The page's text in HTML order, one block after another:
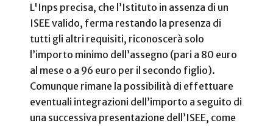
L'Inps precisa, che l’Istituto in assenza di un
ISEE valido, ferma restando la presenza di
tutti gli altri requisiti, riconoscerà solo
l’importo minimo dell’assegno (pari a 80 euro
al mese o a 96 euro per il secondo figlio).
Comunque rimane la possibilità di effettuare
eventuali integrazioni dell’importo a seguito di
una successiva presentazione dell’ISEE, come